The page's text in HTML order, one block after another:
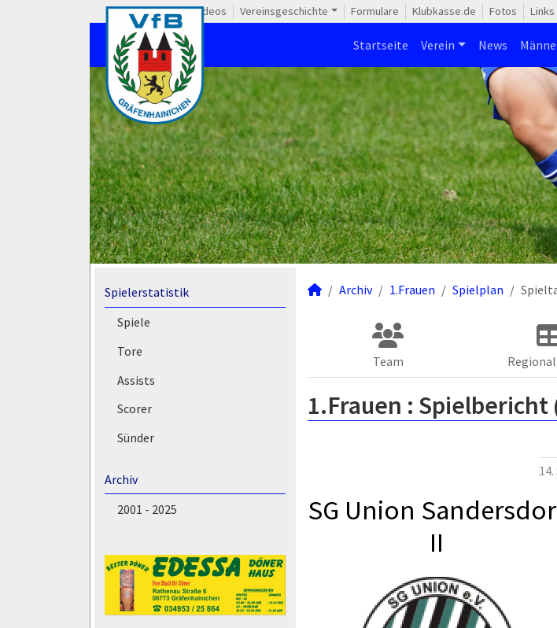
Videos Vereinsgeschichte Formulare Klubkasse.de Fotos Links
Startseite Verein News
Spielerstatistik
Spiele
Tore
Assists
Scorer
Sünder
Archiv
2001 - 2025
Archiv 1.Frauen Spielplan
Team
1.Frauen : Spielbericht
SG Union
II